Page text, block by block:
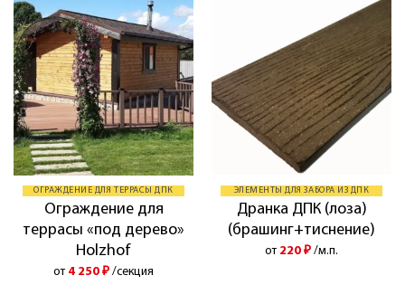
ОГРАЖДЕНИЕ ДЛЯ ТЕРРАСЫ ДПК
Ограждение для
террасы «под дерево»
Holzhof
от 4 250 ₽ /секция
ЭЛЕМЕНТЫ ДЛЯ ЗАБОРА ИЗ ДПК
Дранка ДПК (лоза)
(брашинг+тиснение)
от 220 ₽ /м.п.